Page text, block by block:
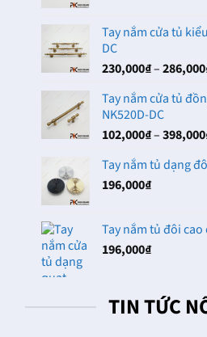
Tay nắm cửa tủ
DC
230,000₫– 286,000
Tay nắm cửa tủ
NK520D-DC
102,000₫– 398,000
Tay nắm tủ dạng
196,000₫
Tay nắm tủ đôi cao
196,000₫
TIN TỨC